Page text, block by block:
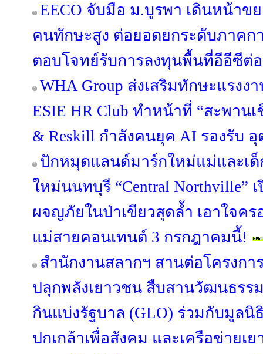
EECO จับมือ ม.บูรพา เดินหน้า
คนทักษะสูง ต่อยอดยกระดับภาคก
ตอบโจทย์รับการลงทุนพื้นที่อีอีซีต่อ
WHA Group ส่งเสริมทักษะแรง
ESIE HR Club ทำหน้าที่ “สะพาน
& Reskill กำลังคนยุค AI รองรับ
ปักหมุดแลนด์มาร์กใหม่แม่และเด็
ใหม่นนทบุรี “Central Northville”
ผจญภัยในป่าเขียวสุดล้ำ เอาใจค
แม่สายคอนเทนต์ 3 กรกฎาคมนี้!
สำนักงานสลากฯ สานต่อโครงการ
ปลุกพลังเยาวชน สืบสานวัฒนธรร
กินแบ่งรัฐบาล (GLO) ร่วมกับมูล
ปกเกล้าเพื่อสังคม และเครือข่ายเย